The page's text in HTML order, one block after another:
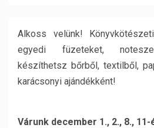
Alkoss velünk!
egyedi füzeteket,
készíthetsz bőrből, textilből,
karácsonyi ajándékként!
Várunk december 1., 2., 8., 11-